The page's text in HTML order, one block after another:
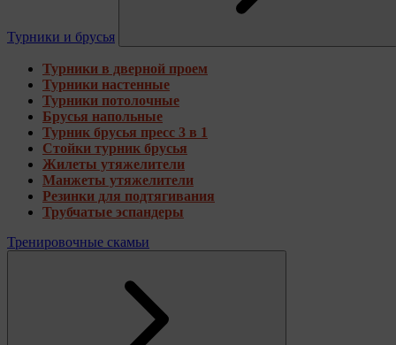
Турники и брусья
Турники в дверной проем
Турники настенные
Турники потолочные
Брусья напольные
Турник брусья пресс 3 в 1
Стойки турник брусья
Жилеты утяжелители
Манжеты утяжелители
Резинки для подтягивания
Трубчатые эспандеры
Тренировочные скамьи